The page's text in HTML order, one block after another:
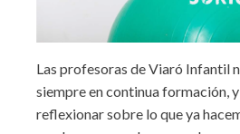
Las profesoras de Viaró Infantil
siempre en continua formación,
reflexionar sobre lo que ya